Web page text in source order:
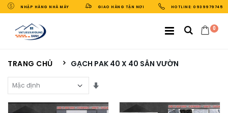
NHẬP HÀNG NHÀ MÁY GIAO HÀNG TẬN NƠI HOTLINE: 0939979745
0
TRANG CHỦ GẠCH PAK 40 X 40 SÂN VƯỜN
Sắp Xếp Theo